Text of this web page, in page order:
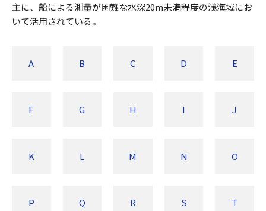
主に、船による測量が困難な水深20m未満程度の浅海域にお
いて活用されている。
A B C D E
F G H I J
K L M N O
P Q R S T